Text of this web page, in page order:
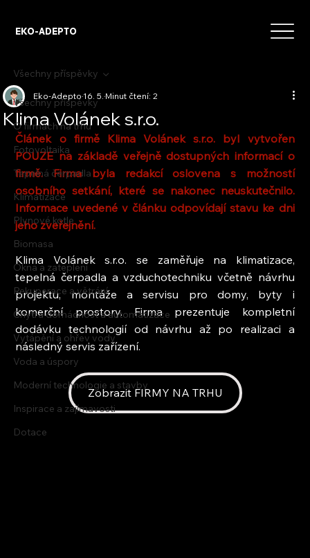
EKO-ADEPTO
Všechny příspěvky
O firmách na trhu
Fotovoltaika
Tepelná čerpadla
Klimatizace
Plynové kotle
Biomasa
Okna a zateplení
Rekuperace a větrání
Chytrá domácnost a automatizace
Vytápění a ohřev vody
Voda a úspory
Moderní technologie a stavby
Inspirace a zajímavosti
Dotace
Všechny příspěvky
Klima Volánek s.r.o.
Eko-Adepto16. 5.Minut čtení: 2
Článek o firmě Klima Volánek s.r.o. byl vytvořen
POUZE na základě veřejně dostupných informací o
firmě. Firma byla redakcí oslovena s možností
osobního setkání, které se nakonec neuskutečnilo.
Informace uvedené v článku odpovídají stavu ke dni
jeho zveřejnění.
Klima Volánek s.r.o. se zaměřuje na klimatizace,
tepelná čerpadla a vzduchotechniku včetně návrhu
projektu, montáže a servisu pro domy, byty i
komerční prostory. Firma prezentuje kompletní
dodávku technologií od návrhu až po realizaci a
následný servis zařízení.
Zobrazit FIRMY NA TRHU